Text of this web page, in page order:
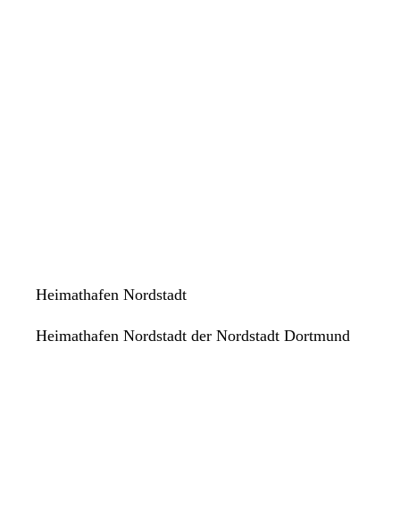
Heimathafen Nordstadt
Heimathafen Nordstadt der Nordstadt Dortmund